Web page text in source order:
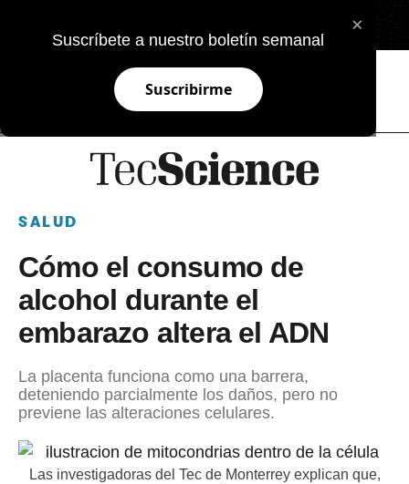
×
Suscríbete a nuestro boletín semanal
Suscribirme
SALUD
Cómo el consumo de
alcohol durante el
embarazo altera el ADN
La placenta funciona como una barrera,
deteniendo parcialmente los daños, pero no
previene las alteraciones celulares.
Las investigadoras del Tec de Monterrey explican que,